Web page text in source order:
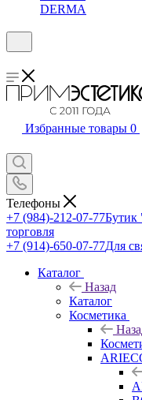
DERMA
Избранные товары 0
Телефоны
+7 (984)-212-07-77Бутик
торговля
+7 (914)-650-07-77Для
Каталог
Назад
Каталог
Косметика